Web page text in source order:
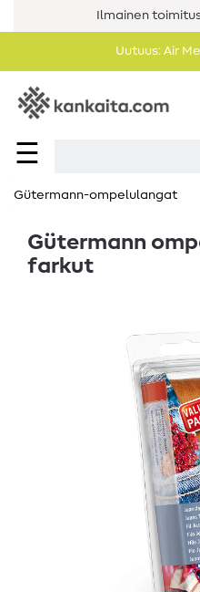
Ilmainen
Uutuus: Air
☰
Gütermann-ompelulangat
Gütermann
farkut